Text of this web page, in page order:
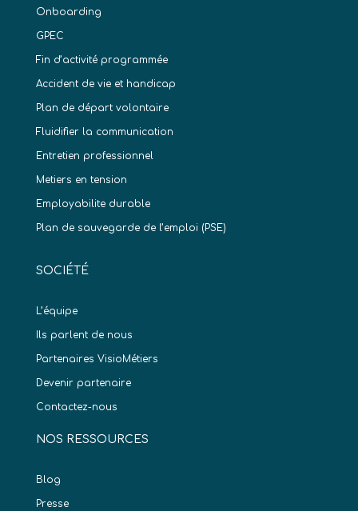
Onboarding
GPEC
Fin d’activité programmée
Accident de vie et handicap
Plan de départ volontaire
Fluidifier la communication
Entretien professionnel
Metiers en tension
Employabilite durable
Plan de sauvegarde de l’emploi (PSE)
SOCIÉTÉ
L’équipe
Ils parlent de nous
Partenaires VisioMétiers
Devenir partenaire
Contactez-nous
NOS RESSOURCES
Blog
Presse